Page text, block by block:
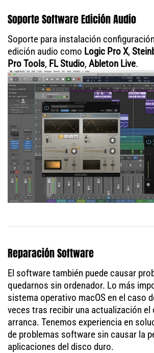
Soporte Software Edición Audio
Soporte para instalación
edición audio como Logic Pro X,
Pro Tools, FL Studio, Ableton Live.
Reparación Software
El software también puede causar
quedarnos sin ordenador. Lo más
sistema operativo macOS en el caso
veces tras recibir una actualización el
arranca. Tenemos experiencia en
de problemas software sin causar la
aplicaciones del disco duro.